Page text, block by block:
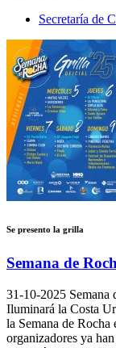
Secretaría de
Se presento la grilla
Semana de
31-10-2025 Semana
Iluminará la Costa
la Semana de Rocha
organizadores ya